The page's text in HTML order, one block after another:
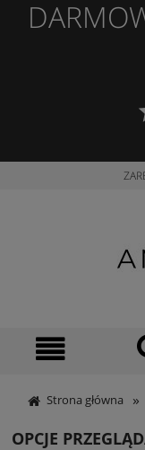
Strona główna »
OPCJE